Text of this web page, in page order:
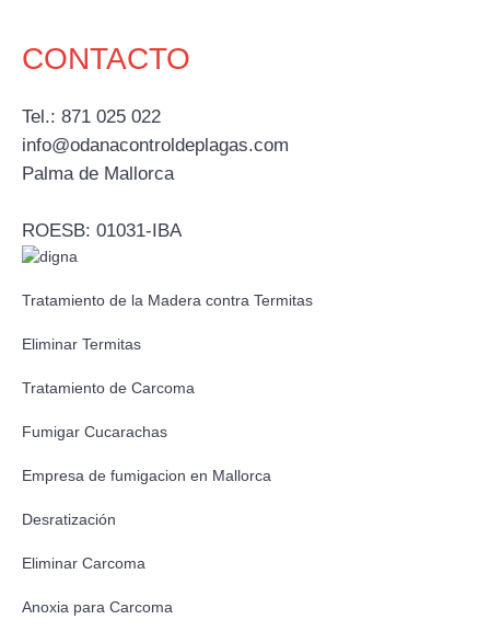
CONTACTO
Tel.: 871 025 022
info@odanacontroldeplagas.com
Palma de Mallorca
ROESB: 01031-IBA
Tratamiento de la Madera contra Termitas
Eliminar Termitas
Tratamiento de Carcoma
Fumigar Cucarachas
Empresa de fumigacion en Mallorca
Desratización
Eliminar Carcoma
Anoxia para Carcoma